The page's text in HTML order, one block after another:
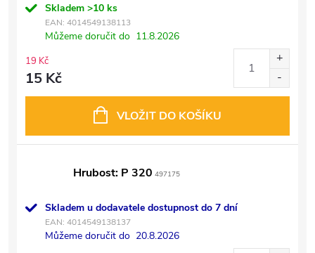
Skladem >10 ks
EAN: 4014549138113
Můžeme doručit do 11.8.2026
19 Kč
15 Kč
VLOŽIT DO KOŠÍKU
Hrubost: P 320 497175
Skladem u dodavatele dostupnost do 7 dní
EAN: 4014549138137
Můžeme doručit do 20.8.2026